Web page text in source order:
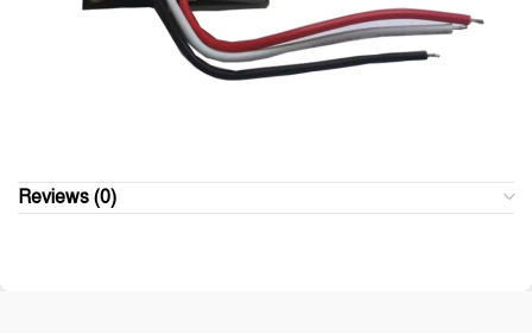
Reviews (0)